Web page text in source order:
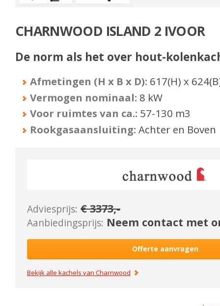
CHARNWOOD ISLAND 2 IVOOR
De norm als het over hout-
Afmetingen (H x B x D): 617(H) x 624
Vermogen nominaal: 8 kW
Voor ruimtes van ca.: 57-130 m3
Rookgasaansluiting: Achter en Boven
Adviesprijs: €3373,-
Aanbiedingsprijs: Neem contact met
Offerte aanvragen
Bekijk alle kachels vanCharnwood